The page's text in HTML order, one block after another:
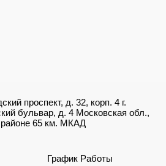
проспект, д. 32, корп. 4 г.
бульвар, д. 4 Московская обл.,
65 км. МКАД
График Работы